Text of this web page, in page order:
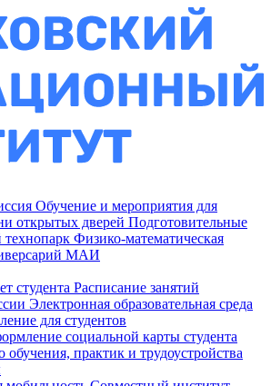
Обучение и мероприятия для
открытых дверей Подготовительные
технопарк Физико-математическая
МАИ
студента Расписание занятий
Электронная образовательная среда
для студентов
социальной карты студента
обучения, практик и трудоустройства